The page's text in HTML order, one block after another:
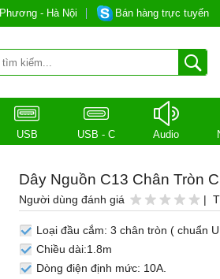
- Hà Nội Bán hàng trực tuyến
USB USB - C Audio
Dây Nguồn C13 Chân Tròn
Người dùng đánh giá |
Loại đầu cắm: 3 chân tròn ( chuẩn
Chiều dài:1.8m
Dòng điện định mức: 10A.